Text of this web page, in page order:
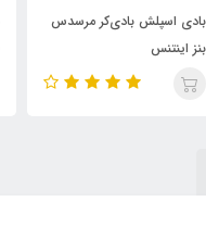
بادی اسپلش بادی‌کر کازاموراتی
لاتوسکا